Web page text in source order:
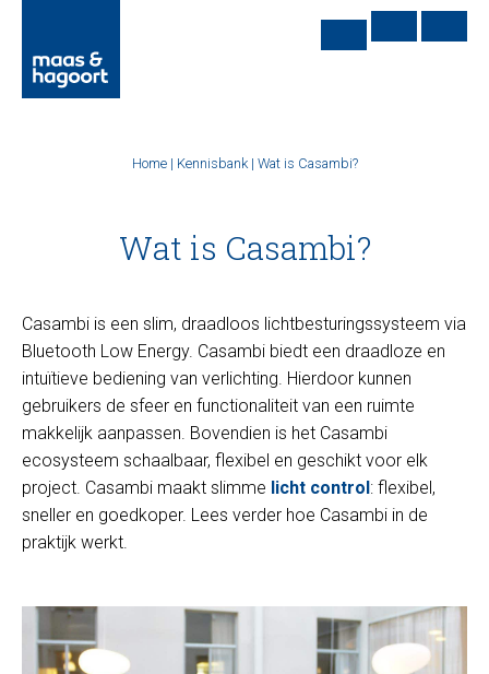
Home| Kennisbank| Wat is Casambi?
Wat is Casambi?
Casambi is een slim, draadloos lichtbesturingssysteem via
Bluetooth Low Energy. Casambi biedt een draadloze en
intuïtieve bediening van verlichting. Hierdoor kunnen
gebruikers de sfeer en functionaliteit van een ruimte
makkelijk aanpassen. Bovendien is het Casambi
ecosysteem schaalbaar, flexibel en geschikt voor elk
project. Casambi maakt slimme licht control: flexibel,
sneller en goedkoper. Lees verder hoe Casambi in de
praktijk werkt.